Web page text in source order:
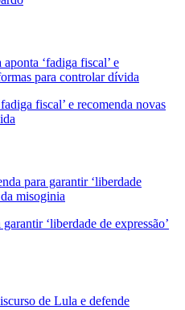
fiscal’ e recomenda novas
‘liberdade de expressão’